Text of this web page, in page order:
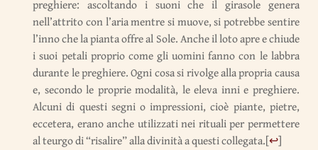
preghiere: ascoltando i suoni che il girasole genera
nell’attrito con l’aria mentre si muove, si potrebbe sentire
l’inno che la pianta offre al Sole. Anche il loto apre e chiude
i suoi petali proprio come gli uomini fanno con le labbra
durante le preghiere. Ogni cosa si rivolge alla propria causa
e, secondo le proprie modalità, le eleva inni e preghiere.
Alcuni di questi segni o impressioni, cioè piante, pietre,
eccetera, erano anche utilizzati nei rituali per permettere
al teurgo di “risalire” alla divinità a questi collegata.[↩]